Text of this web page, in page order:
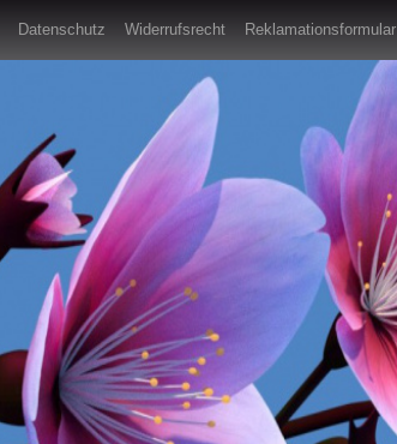
Datenschutz Widerrufsrecht Reklamationsformular